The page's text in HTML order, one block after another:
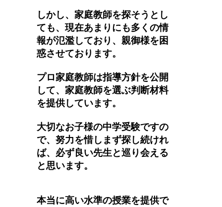
しかし、家庭教師を探そうとし
ても、現在あまりにも多くの情
報が氾濫しており、親御様を困
惑させております。
プロ家庭教師は指導方針を公開
して、家庭教師を選ぶ判断材料
を提供しています。
大切なお子様の中学受験ですの
で、努力を惜しまず探し続けれ
ば、必ず良い先生と巡り会える
と思います。
本当に高い水準の授業を提供で